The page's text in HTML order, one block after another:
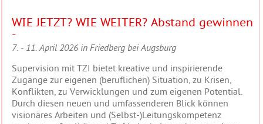
WIE JETZT? WIE WEITER? Abstand gewinnen
-
7. - 11. April 2026 in Friedberg bei Augsburg
Supervision mit TZI bietet kreative und inspirierende
Zugänge zur eigenen (beruflichen) Situation, zu Krisen,
Konflikten, zu Verwicklungen und zum eigenen Potential.
Durch diesen neuen und umfassenderen Blick können
visionäres Arbeiten und (Selbst-)Leitungskompetenz